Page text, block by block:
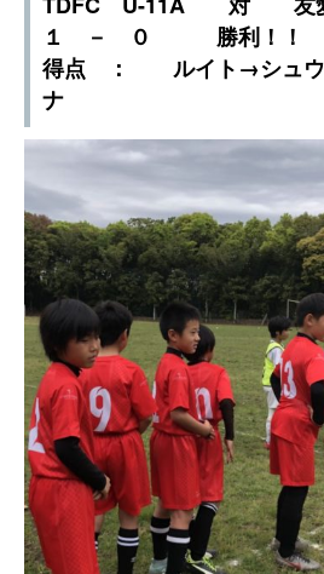
１ － ０ 勝利！！
得点 ： ルイト→シュウ
ナ